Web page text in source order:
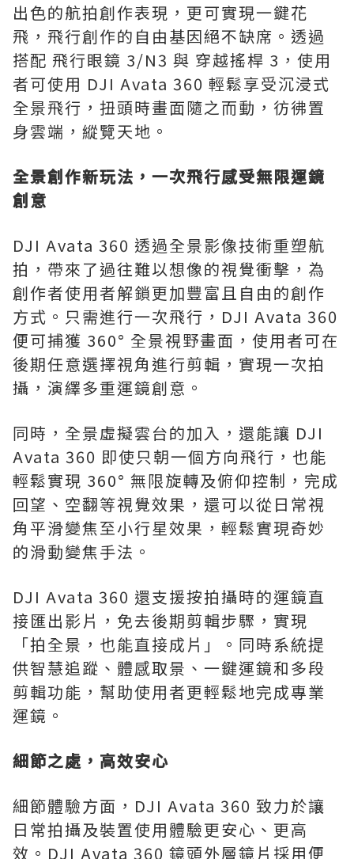
出色的航拍創作表現，更可實現一鍵花
飛，飛行創作的自由基因絕不缺席。透過
搭配 飛行眼鏡 3/N3 與 穿越搖桿 3，使用
者可使用 DJI Avata 360 輕鬆享受沉浸式
全景飛行，扭頭時畫面隨之而動，彷彿置
身雲端，縱覽天地。
全景創作新玩法，一次飛行感受無限運鏡
創意
DJI Avata 360 透過全景影像技術重塑航
拍，帶來了過往難以想像的視覺衝擊，為
創作者使用者解鎖更加豐富且自由的創作
方式。只需進行一次飛行，DJI Avata 360
便可捕獲 360° 全景視野畫面，使用者可在
後期任意選擇視角進行剪輯，實現一次拍
攝，演繹多重運鏡創意。
同時，全景虛擬雲台的加入，還能讓 DJI
Avata 360 即使只朝一個方向飛行，也能
輕鬆實現 360° 無限旋轉及俯仰控制，完成
回望、空翻等視覺效果，還可以從日常視
角平滑變焦至小行星效果，輕鬆實現奇妙
的滑動變焦手法。
DJI Avata 360 還支援按拍攝時的運鏡直
接匯出影片，免去後期剪輯步驟，實現
「拍全景，也能直接成片」。同時系統提
供智慧追蹤、體感取景、一鍵運鏡和多段
剪輯功能，幫助使用者更輕鬆地完成專業
運鏡。
細節之處，高效安心
細節體驗方面，DJI Avata 360 致力於讓
日常拍攝及裝置使用體驗更安心、更高
效。DJI Avata 360 鏡頭外層鏡片採用便